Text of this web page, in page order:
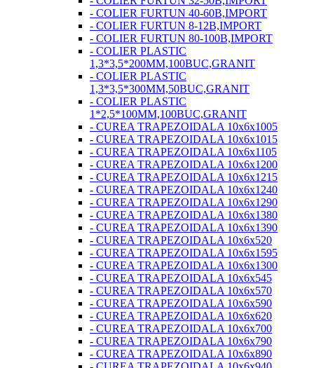
- COLIER FURTUN 40-60B,IMPORT
- COLIER FURTUN 8-12B,IMPORT
- COLIER FURTUN 80-100B,IMPORT
- COLIER PLASTIC
1,3*3,5*200MM,100BUC,GRANIT
- COLIER PLASTIC
1,3*3,5*300MM,50BUC,GRANIT
- COLIER PLASTIC
1*2,5*100MM,100BUC,GRANIT
- CUREA TRAPEZOIDALA 10x6x1005
- CUREA TRAPEZOIDALA 10x6x1015
- CUREA TRAPEZOIDALA 10x6x1105
- CUREA TRAPEZOIDALA 10x6x1200
- CUREA TRAPEZOIDALA 10x6x1215
- CUREA TRAPEZOIDALA 10x6x1240
- CUREA TRAPEZOIDALA 10x6x1290
- CUREA TRAPEZOIDALA 10x6x1380
- CUREA TRAPEZOIDALA 10x6x1390
- CUREA TRAPEZOIDALA 10x6x520
- CUREA TRAPEZOIDALA 10x6x1595
- CUREA TRAPEZOIDALA 10x6x1300
- CUREA TRAPEZOIDALA 10x6x545
- CUREA TRAPEZOIDALA 10x6x570
- CUREA TRAPEZOIDALA 10x6x590
- CUREA TRAPEZOIDALA 10x6x620
- CUREA TRAPEZOIDALA 10x6x700
- CUREA TRAPEZOIDALA 10x6x790
- CUREA TRAPEZOIDALA 10x6x890